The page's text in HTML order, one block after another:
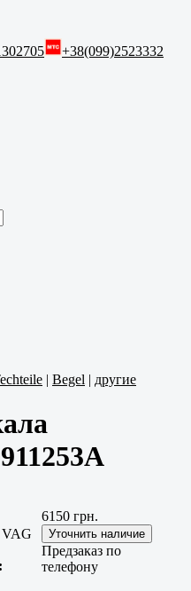
+38(099)2523332
| Begel | другие
VAG
6150 грн.
Предзаказ по
телефону